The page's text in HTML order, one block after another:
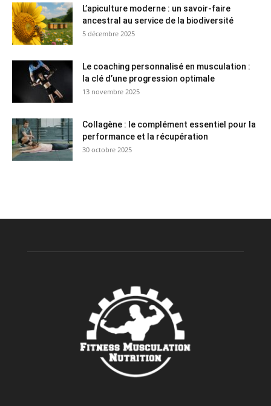
L’apiculture moderne : un savoir-faire
ancestral au service de la biodiversité
5 décembre 2025
Le coaching personnalisé en musculation :
la clé d’une progression optimale
13 novembre 2025
Collagène : le complément essentiel pour la
performance et la récupération
30 octobre 2025